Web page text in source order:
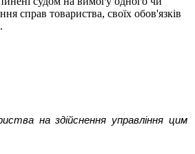
справ товариства, своїх обов'язків
на здійснення управління цим